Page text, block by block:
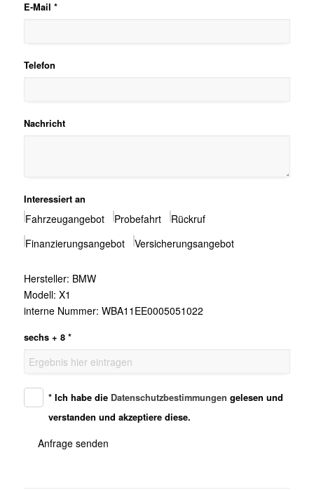
E-Mail *
Telefon
Nachricht
Interessiert an
Fahrzeugangebot Probefahrt
Rückruf
Finanzierungsangebot
Versicherungsangebot
Hersteller: BMW
Modell: X1
interne Nummer: WBA11EE0005051022
sechs + 8 *
* Ich habe die Datenschutzbestimmungen gelesen und
verstanden und akzeptiere diese.
Anfrage senden